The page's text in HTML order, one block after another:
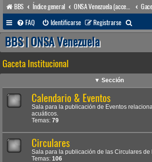
BBS Índice general ONSA Venezuela (acceso público)
FAQ
Identificarse Registrarse
u
a
r
BBS | ONSA Venezuela
Gaceta Institucional
▼ Sección
Calendario & Eventos
Sala para la publicación de Eventos
acuáticos.
Temas: 79
Circulares
Sala para la publicación de las Circulares de
Temas: 106